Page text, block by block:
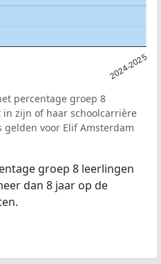
2024-2025
percentage groep 8
zijn of haar schoolcarrière
voor Elif Amsterdam
groep 8 leerlingen
dan 8 jaar op de